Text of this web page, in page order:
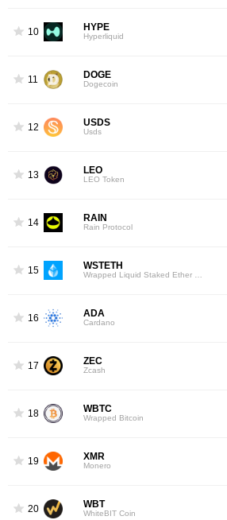
10 HYPE
Hyperliquid
11 DOGE
Dogecoin
12 USDS
Usds
13 LEO
LEO Token
14 RAIN
Rain Protocol
15 WSTETH
16 ADA
Cardano
17 ZEC
Zcash
18 WBTC
Wrapped Bitcoin
19 XMR
Monero
20 WBT
WhiteBIT Coin